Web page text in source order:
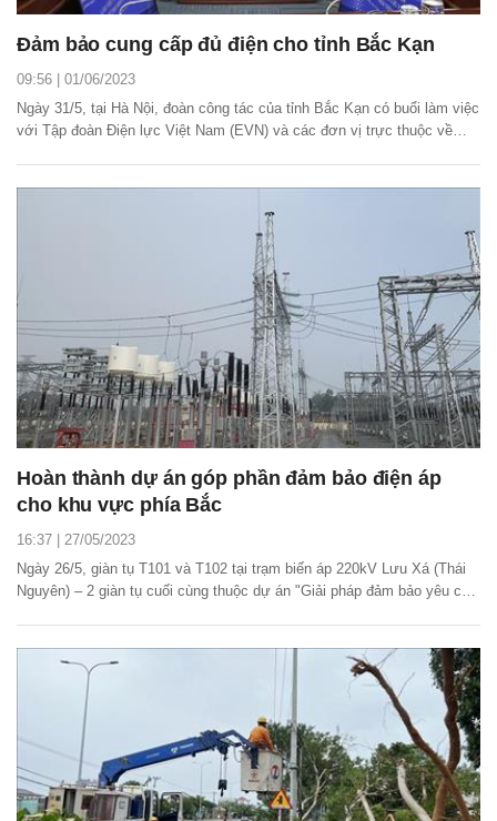
Đảm bảo cung cấp đủ điện cho tỉnh Bắc Kạn
09:56 | 01/06/2023
Ngày 31/5, tại Hà Nội, đoàn công tác của tỉnh Bắc Kạn có buổi làm việc
với Tập đoàn Điện lực Việt Nam (EVN) và các đơn vị trực thuộc về
Hoàn thành dự án góp phần đảm bảo điện áp
cho khu vực phía Bắc
16:37 | 27/05/2023
Ngày 26/5, giàn tụ T101 và T102 tại trạm biến áp 220kV Lưu Xá (Thái
Nguyên) – 2 giàn tụ cuối cùng thuộc dự án "Giải pháp đảm bảo yêu cầu
điện khu vực miền Bắc mùa...